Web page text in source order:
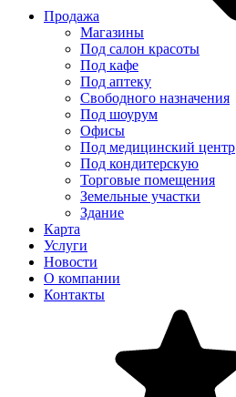
Продажа
Магазины
Под салон красоты
Под кафе
Под аптеку
Свободного назначения
Под шоурум
Офисы
Под медицинский центр
Под кондитерскую
Торговые помещения
Земельные участки
Здание
Карта
Услуги
Новости
О компании
Контакты